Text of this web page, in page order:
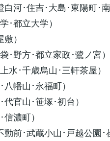
河･住吉･大島･東陽町･南
･都立大学）
）
･野方･都立家政･鷺ノ宮）
水･千歳烏山･三軒茶屋）
幡山･永福町）
官山･笹塚･初台）
濃町）
前･武蔵小山･戸越公園･